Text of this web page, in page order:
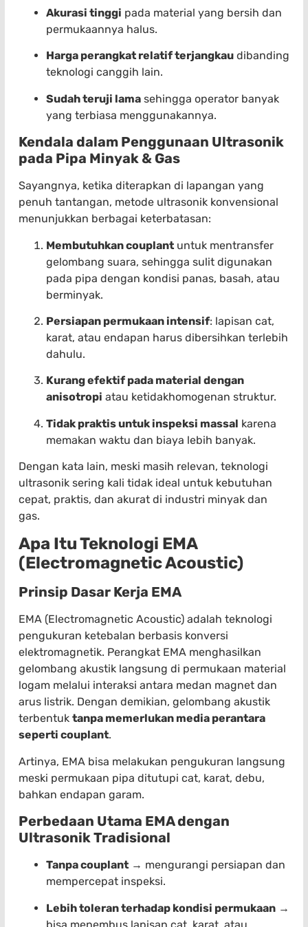
Akurasi tinggi pada material yang bersih dan
permukaannya halus.
Harga perangkat relatif terjangkau dibanding
teknologi canggih lain.
Sudah teruji lama sehingga operator banyak
yang terbiasa menggunakannya.
Kendala dalam Penggunaan Ultrasonik
pada Pipa Minyak & Gas
Sayangnya, ketika diterapkan di lapangan yang
penuh tantangan, metode ultrasonik konvensional
menunjukkan berbagai keterbatasan:
Membutuhkan couplant untuk mentransfer
gelombang suara, sehingga sulit digunakan
pada pipa dengan kondisi panas, basah, atau
berminyak.
Persiapan permukaan intensif: lapisan cat,
karat, atau endapan harus dibersihkan terlebih
dahulu.
Kurang efektif pada material dengan
anisotropi atau ketidakhomogenan struktur.
Tidak praktis untuk inspeksi massal karena
memakan waktu dan biaya lebih banyak.
Dengan kata lain, meski masih relevan, teknologi
ultrasonik sering kali tidak ideal untuk kebutuhan
cepat, praktis, dan akurat di industri minyak dan
gas.
Apa Itu Teknologi EMA
(Electromagnetic Acoustic)
Prinsip Dasar Kerja EMA
EMA (Electromagnetic Acoustic) adalah teknologi
pengukuran ketebalan berbasis konversi
elektromagnetik. Perangkat EMA menghasilkan
gelombang akustik langsung di permukaan material
logam melalui interaksi antara medan magnet dan
arus listrik. Dengan demikian, gelombang akustik
terbentuk tanpa memerlukan media perantara
seperti couplant.
Artinya, EMA bisa melakukan pengukuran langsung
meski permukaan pipa ditutupi cat, karat, debu,
bahkan endapan garam.
Perbedaan Utama EMA dengan
Ultrasonik Tradisional
Tanpa couplant → mengurangi persiapan dan
mempercepat inspeksi.
Lebih toleran terhadap kondisi permukaan →
bisa menembus lapisan cat, karat, atau